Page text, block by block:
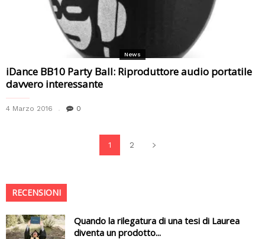
News
iDance BB10 Party Ball: Riproduttore audio portatile
davvero interessante
4 Marzo 2016 0
1 2
RECENSIONI
Quando la rilegatura di una tesi di Laurea
diventa un prodotto...